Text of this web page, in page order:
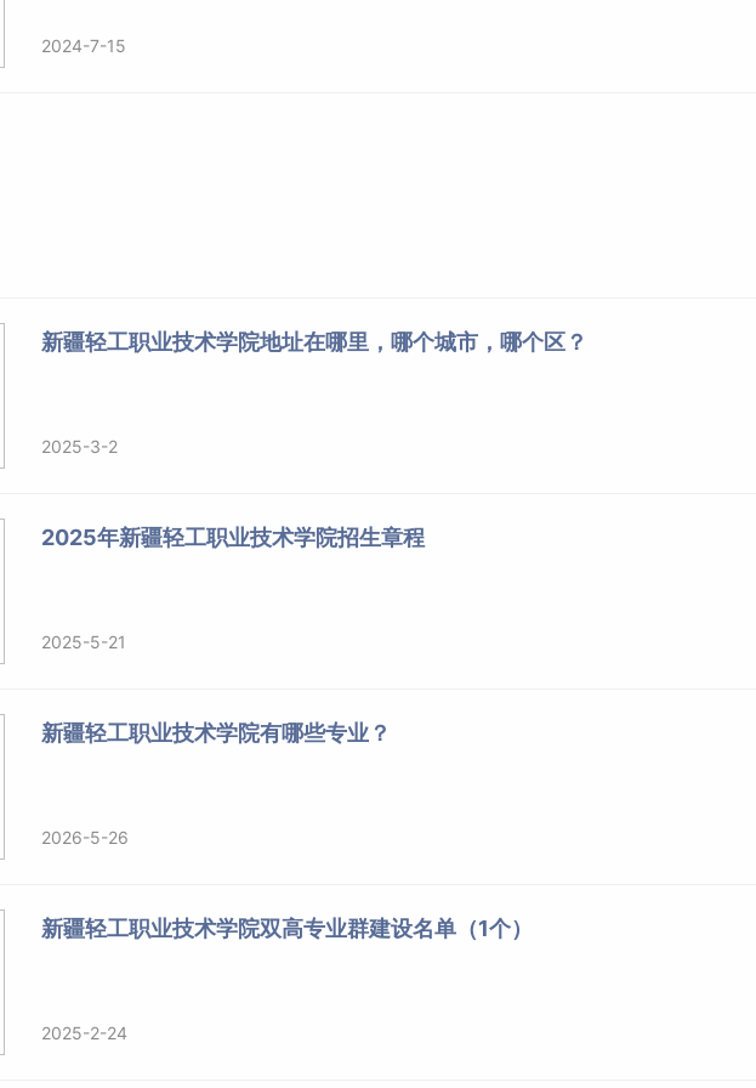
2024-7-15
新疆轻工职业技术学院地址在哪里，哪个城市，哪个区？
2025-3-2
2025年新疆轻工职业技术学院招生章程
2025-5-21
新疆轻工职业技术学院有哪些专业？
2026-5-26
新疆轻工职业技术学院双高专业群建设名单（1个）
2025-2-24